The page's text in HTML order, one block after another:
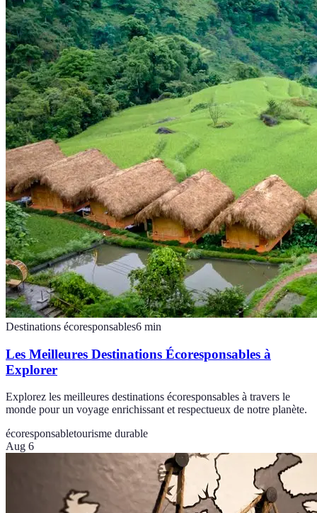
Destinations écoresponsables6 min
Les Meilleures Destinations Écoresponsables à
Explorer
Explorez les meilleures destinations écoresponsables à travers le
monde pour un voyage enrichissant et respectueux de notre planète.
écoresponsabletourisme durable
Aug 6